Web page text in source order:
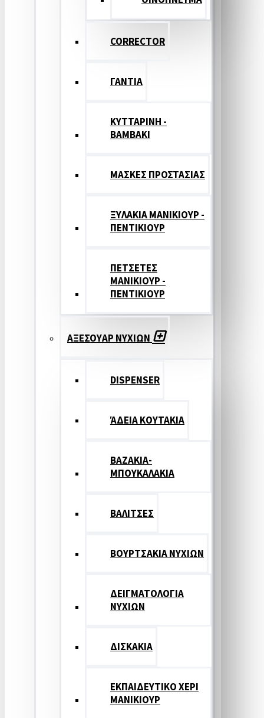
CORRECTOR
ΓΑΝΤΙΑ
ΚΥΤΤΑΡΙΝΗ -
ΒΑΜΒΑΚΙ
ΜΑΣΚΕΣ ΠΡΟΣΤΑΣΙΑΣ
ΞΥΛΑΚΙΑ ΜΑΝΙΚΙΟΥΡ -
ΠΕΝΤΙΚΙΟΥΡ
ΠΕΤΣΕΤΕΣ
ΜΑΝΙΚΙΟΥΡ -
ΠΕΝΤΙΚΙΟΥΡ
ΑΞΕΣΟΥΑΡ ΝΥΧΙΩΝ
DISPENSER
ΆΔΕΙΑ ΚΟΥΤΑΚΙΑ
ΒΑΖΑΚΙΑ-
ΜΠΟΥΚΑΛΑΚΙΑ
ΒΑΛΙΤΣΕΣ
ΒΟΥΡΤΣΑΚΙΑ ΝΥΧΙΩΝ
ΔΕΙΓΜΑΤΟΛΟΓΙΑ
ΝΥΧΙΩΝ
ΔΙΣΚΑΚΙΑ
ΕΚΠΑΙΔΕΥΤΙΚΟ ΧΕΡΙ
ΜΑΝΙΚΙΟΥΡ